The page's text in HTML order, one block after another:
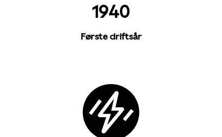
1940
Første driftsår